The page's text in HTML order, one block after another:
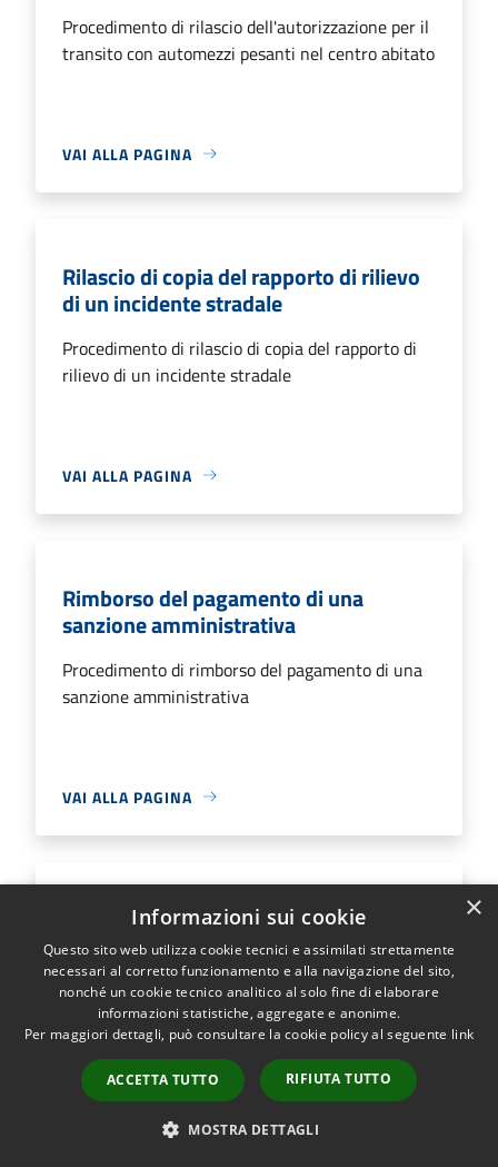
Procedimento di rilascio dell'autorizzazione per il
transito con automezzi pesanti nel centro abitato
VAI ALLA PAGINA
Rilascio di copia del rapporto di rilievo
di un incidente stradale
Procedimento di rilascio di copia del rapporto di
rilievo di un incidente stradale
VAI ALLA PAGINA
Rimborso del pagamento di una
sanzione amministrativa
Procedimento di rimborso del pagamento di una
sanzione amministrativa
VAI ALLA PAGINA
Trasmissione di integrazioni
documentali per istanze relative al
rilascio del permesso per transito e
sosta in zona a traffico limitato
Procedimento di trasmissione di integrazioni
documentali per istanze relative al rilascio del
permesso per transito e sosta in zona a traffico
×
Informazioni sui cookie
Questo sito web utilizza cookie tecnici e assimilati strettamente
necessari al corretto funzionamento e alla navigazione del sito,
nonché un cookie tecnico analitico al solo fine di elaborare
informazioni statistiche, aggregate e anonime.
Per maggiori dettagli, può consultare la cookie policy al seguente link
ACCETTA TUTTO RIFIUTA TUTTO
MOSTRA DETTAGLI